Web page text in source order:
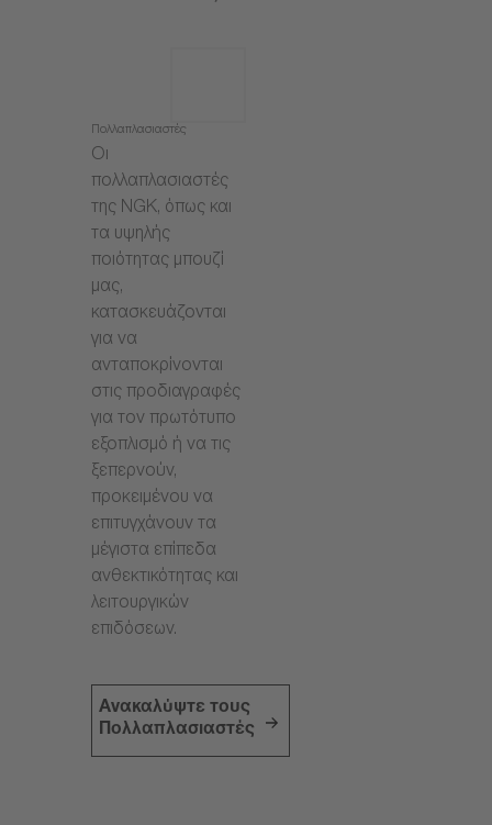
Πολλαπλασιαστές
Οι
πολλαπλασιαστές
της NGK, όπως και
τα υψηλής
ποιότητας μπουζί
μας,
κατασκευάζονται
για να
ανταποκρίνονται
στις προδιαγραφές
για τον πρωτότυπο
εξοπλισμό ή να τις
ξεπερνούν,
προκειμένου να
επιτυγχάνουν τα
μέγιστα επίπεδα
ανθεκτικότητας και
λειτουργικών
επιδόσεων.
Ανακαλύψτε τους
Πολλαπλασιαστές